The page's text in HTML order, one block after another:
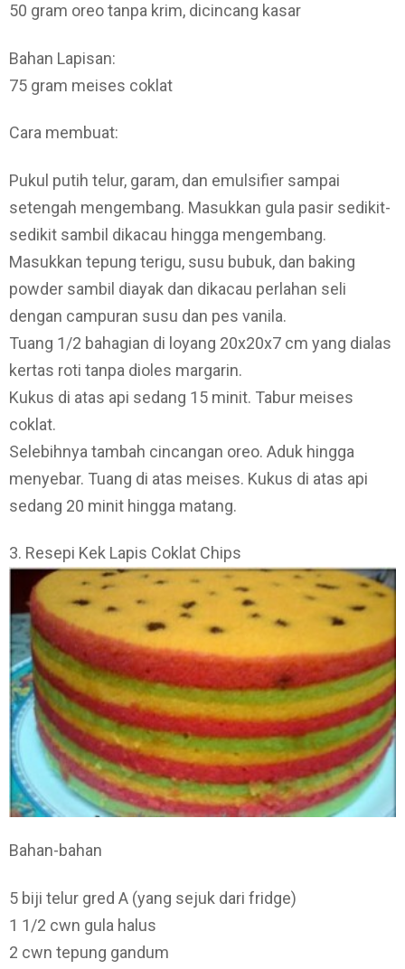
50 gram oreo tanpa krim, dicincang kasar
Bahan Lapisan:
75 gram meises coklat
Cara membuat:
Pukul putih telur, garam, dan emulsifier sampai
setengah mengembang. Masukkan gula pasir sedikit-
sedikit sambil dikacau hingga mengembang.
Masukkan tepung terigu, susu bubuk, dan baking
powder sambil diayak dan dikacau perlahan seli
dengan campuran susu dan pes vanila.
Tuang 1/2 bahagian di loyang 20x20x7 cm yang dialas
kertas roti tanpa dioles margarin.
Kukus di atas api sedang 15 minit. Tabur meises
coklat.
Selebihnya tambah cincangan oreo. Aduk hingga
menyebar. Tuang di atas meises. Kukus di atas api
sedang 20 minit hingga matang.
3. Resepi Kek Lapis Coklat Chips
Bahan-bahan
5 biji telur gred A (yang sejuk dari fridge)
1 1/2 cwn gula halus
2 cwn tepung gandum